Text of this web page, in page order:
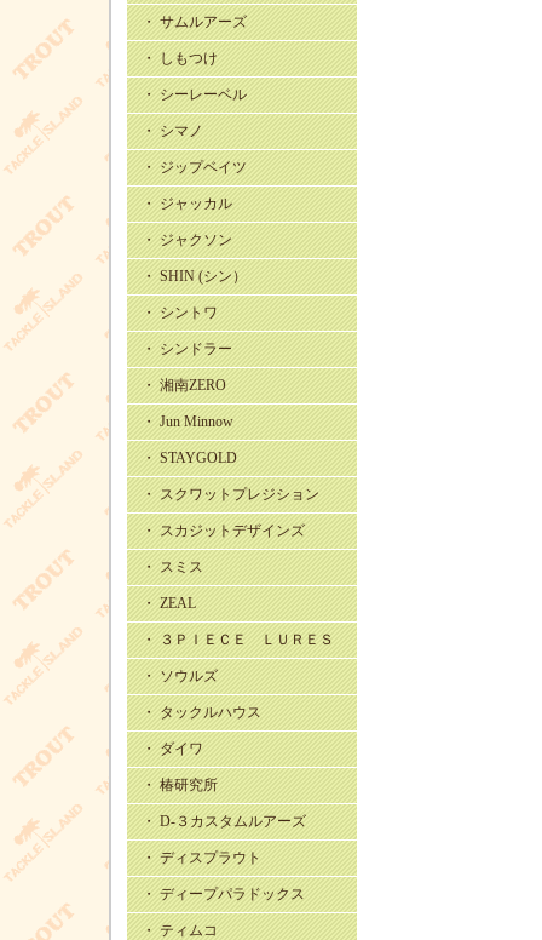
・ サムルアーズ
・ しもつけ
・ シーレーベル
・ シマノ
・ ジップベイツ
・ ジャッカル
・ ジャクソン
・ SHIN (シン）
・ シントワ
・ シンドラー
・ 湘南ZERO
・ Jun Minnow
・ STAYGOLD
・ スクワットプレジション
・ スカジットデザインズ
・ スミス
・ ZEAL
・ ３ＰＩＥＣＥ ＬＵＲＥＳ
・ ソウルズ
・ タックルハウス
・ ダイワ
・ 椿研究所
・ D-３カスタムルアーズ
・ ディスプラウト
・ ディープパラドックス
・ ティムコ